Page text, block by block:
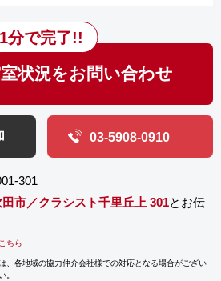
状況をお問い合わせ
1分で完了!!
03-5908-0910
301
市／クラシスト千里丘上 301とお伝
こちら
、各地域の協力仲介会社様での対応となる場合がござい
。